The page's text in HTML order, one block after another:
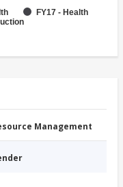
FY17 - Health
Management